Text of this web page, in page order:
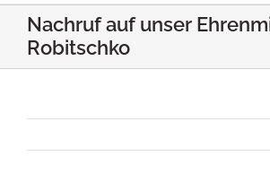
Nachruf auf unser
Robitschko